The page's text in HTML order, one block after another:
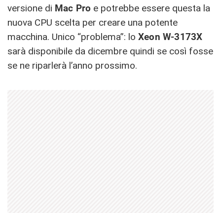
versione di Mac Pro e potrebbe essere questa la
nuova CPU scelta per creare una potente
macchina. Unico “problema”: lo Xeon W-3173X
sarà disponibile da dicembre quindi se così fosse
se ne riparlerà l’anno prossimo.